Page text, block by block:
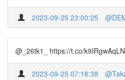
2023-09-25 23:00:25
@_26tk1_ https://t.co/
2023-09-25 07:18:38